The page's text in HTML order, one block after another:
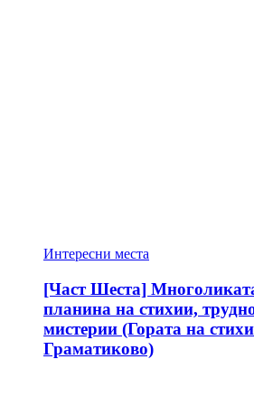
Интересни места
[Част Шеста]
планина на стихии,
мистерии (Гората на
Граматиково)